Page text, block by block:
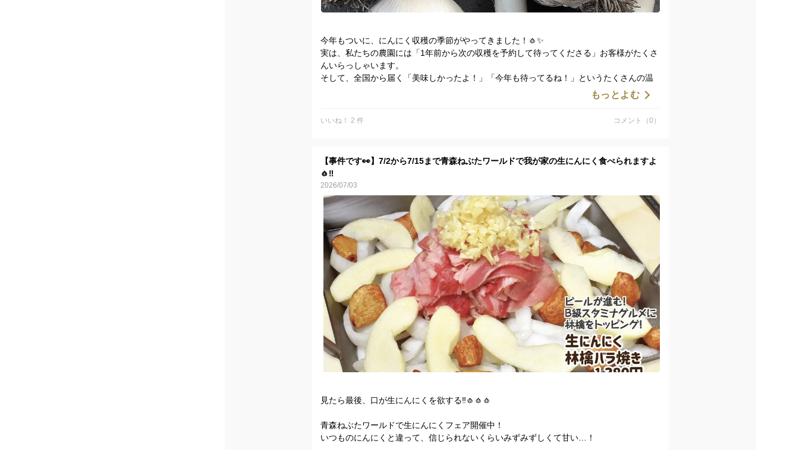
今年もついに、にんにく収穫の季節がやってきました！🧄✨
実は、私たちの農園には「1年前から次の収穫を予約して待ってくださる」お客様がたくさ
んいらっしゃいます。
そして、全国から届く「美味しかったよ！」「今年も待ってるね！」というたくさんの温
ぶっちゃけ、この時期の畑はめちゃくちゃ暑いです…！💦
す。💪❤️
今日も最高の励みを胸に、一球一球、大切に収穫に励みます！
📣 【大切なお知らせ】
今だけの特別な味わい「生にんにく」の予約を、ほんのもう少しだけ受け付けられます！
この時期しか味わえないみずみずしさを、ぜひ体験してほしいです。
もっとよむ
いいね！ 2 件 コメント（0）
【事件です👀】7/2から7/15まで青森ねぶたワールドで我が家の生にんにく食べられますよ
🧄‼️
2026/07/03
見たら最後、口が生にんにくを欲する‼️🧄🧄🧄
青森ねぶたワールドで生にんにくフェア開催中！
いつものにんにくと違って、信じられないくらいみずみずしくて甘い…！